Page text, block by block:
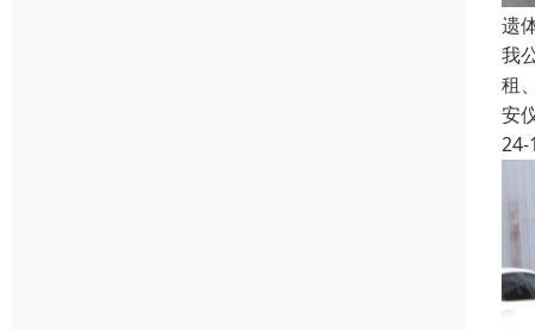
遗
我
租
安
24-